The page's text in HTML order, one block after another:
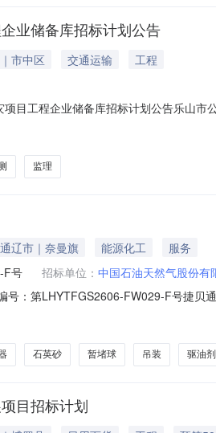
业储备库招标计划公告
市中区 交通运输
工程
目工程企业储备库招标计划公告乐山
算总投资（元）0.01项目分类公路工程
监理
辽市｜奈曼旗 能源化工
服务
F号 招标单位： 中国石油天然气股份有
号：第LHYTFGS2606-FW029-F号捷贝
程设计、压裂工具、入井材料及压裂现
石英砂 暂堵球 吊装 驱油剂
目招标计划